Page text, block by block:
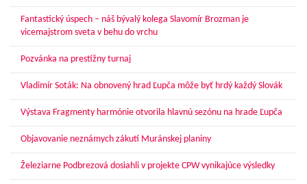
Fantastický úspech – náš bývalý kolega Slavomír Brozman je
vicemajstrom sveta v behu do vrchu
Pozvánka na prestížny turnaj
Vladimír Soták: Na obnovený hrad Ľupča môže byť hrdý každý Slovák
Výstava Fragmenty harmónie otvorila hlavnú sezónu na hrade Ľupča
Objavovanie neznámych zákutí Muránskej planiny
Železiarne Podbrezová dosiahli v projekte CPW vynikajúce výsledky